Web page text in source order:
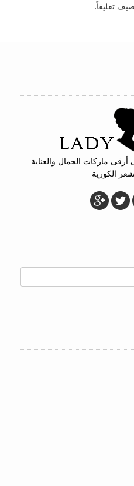
تعليقاً.
ماركات الجمال والعناية
الكورية